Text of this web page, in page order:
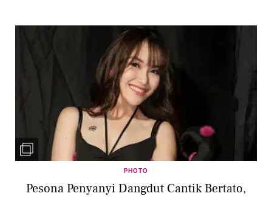
PHOTO
Pesona Penyanyi Dangdut Cantik Bertato,